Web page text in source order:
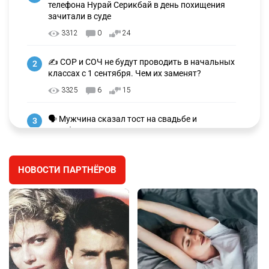
телефона Нурай Серикбай в день похищения
зачитали в суде
3312 0 24
2
✍️ СОР и СОЧ не будут проводить в начальных
классах с 1 сентября. Чем их заменят?
3325 6 15
3
🗣 Мужчина сказал тост на свадьбе и
заработал уголовное дело
🐏 Скота больше, а мясо дороже. Почему в
Казахстане продолжают расти цены на
баранину и конину
2724
5
⚠️ Доброе утро, друзья! Предлагаем обзор
главных новостей за 4 августа
НОВОСТИ ПАРТНЁРОВ